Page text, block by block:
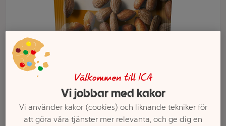
Välj butik och handla
Välkommen till ICA
Vi jobbar med kakor
Vi använder kakor (cookies) och liknande tekniker för
att göra våra tjänster mer relevanta, och ge dig en